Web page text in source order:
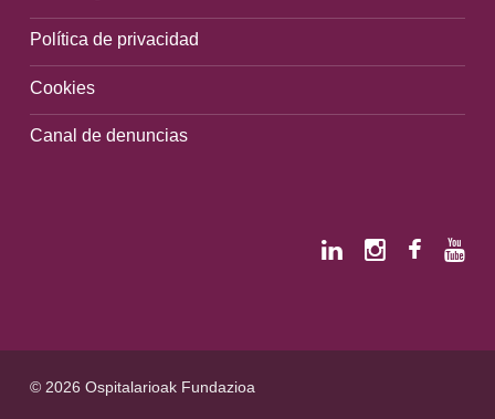
Política de privacidad
Cookies
Canal de denuncias
© 2026 Ospitalarioak Fundazioa